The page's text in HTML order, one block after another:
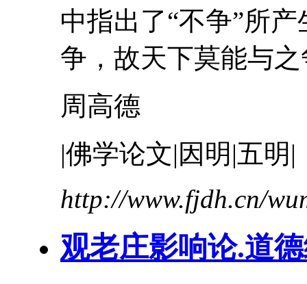
中指出了“不争”所
争，故天下莫能与
周高德
|佛学论文|因明|五明|
http://www.fjdh.cn/
观老庄影响论.道